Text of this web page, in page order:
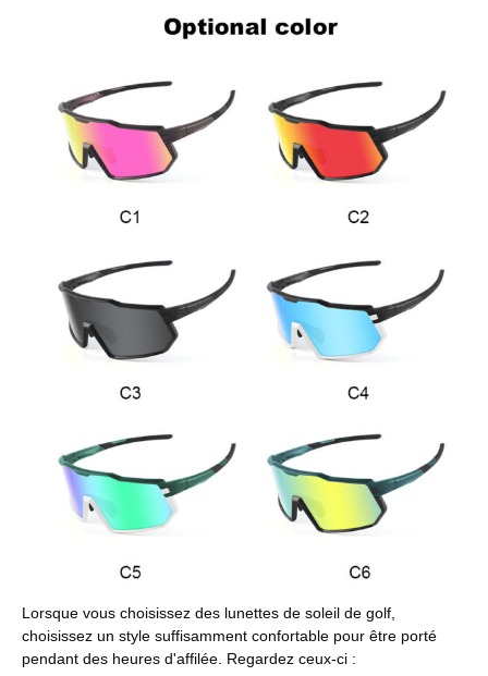
Lorsque vous choisissez des lunettes de soleil de golf,
choisissez un style suffisamment confortable pour être porté
pendant des heures d'affilée. Regardez ceux-ci :